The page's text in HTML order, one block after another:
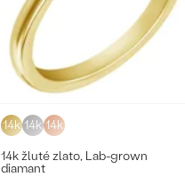
14k 14k 14k
14k žluté zlato, Lab-grown
diamant